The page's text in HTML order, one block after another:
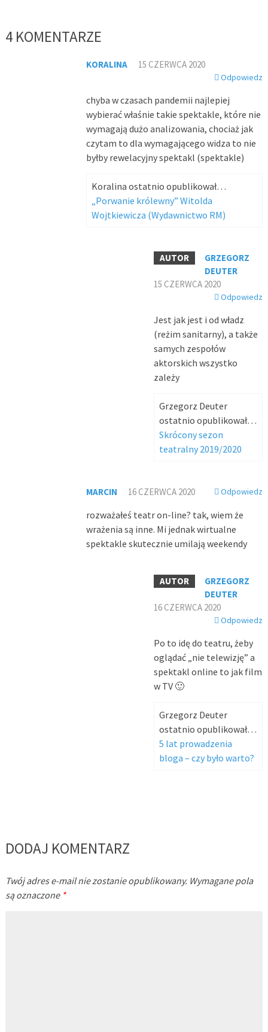
4 KOMENTARZE
KORALINA 15 CZERWCA 2020
Odpowiedz
chyba w czasach pandemii najlepiej
wybierać właśnie takie spektakle, które nie
wymagają dużo analizowania, chociaż jak
czytam to dla wymagającego widza to nie
byłby rewelacyjny spektakl (spektakle)
Koralina ostatnio opublikował…
„Porwanie królewny” Witolda
Wojtkiewicza (Wydawnictwo RM)
GRZEGORZ
DEUTER
15 CZERWCA 2020
Odpowiedz
Jest jak jest i od władz
(reżim sanitarny), a także
samych zespołów
aktorskich wszystko
zależy
Grzegorz Deuter
ostatnio opublikował…
Skrócony sezon
teatralny 2019/2020
MARCIN 16 CZERWCA 2020 Odpowiedz
rozważałeś teatr on-line? tak, wiem że
wrażenia są inne. Mi jednak wirtualne
spektakle skutecznie umilają weekendy
GRZEGORZ
DEUTER
16 CZERWCA 2020
Odpowiedz
Po to idę do teatru, żeby
oglądać „nie telewizję” a
spektakl online to jak film
w TV 🙂
Grzegorz Deuter
ostatnio opublikował…
5 lat prowadzenia
bloga – czy było warto?
DODAJ KOMENTARZ
Twój adres e-mail nie zostanie opublikowany. Wymagane pola
są oznaczone *